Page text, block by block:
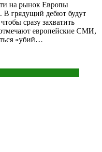
на рынок Европы
В грядущий дебют будут
сразу захватить
европейские СМИ,
«убий…